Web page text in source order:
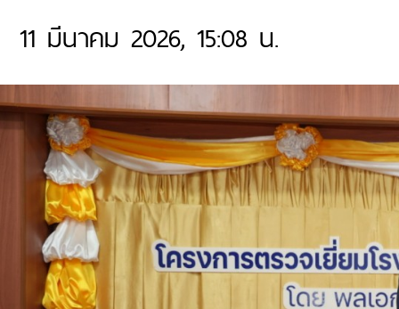
11 มีนาคม 2026, 15:08 น.